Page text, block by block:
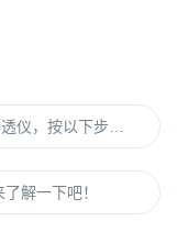
以下步骤进行足以
解一下吧！